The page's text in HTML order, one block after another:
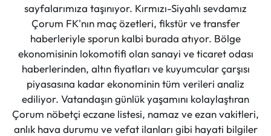
sayfalarımıza taşınıyor. Kırmızı-Siyahlı sevdamız
Çorum FK'nın maç özetleri, fikstür ve transfer
haberleriyle sporun kalbi burada atıyor. Bölge
ekonomisinin lokomotifi olan sanayi ve ticaret odası
haberlerinden, altın fiyatları ve kuyumcular çarşısı
piyasasına kadar ekonominin tüm verileri analiz
ediliyor. Vatandaşın günlük yaşamını kolaylaştıran
Çorum nöbetçi eczane listesi, namaz ve ezan vakitleri,
anlık hava durumu ve vefat ilanları gibi hayati bilgiler